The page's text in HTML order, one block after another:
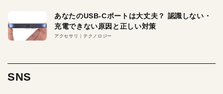
あなたのUSB-Cポートは大丈夫？ 認識しない・
充電できない原因と正しい対策
アクセサリ テクノロジー
SNS